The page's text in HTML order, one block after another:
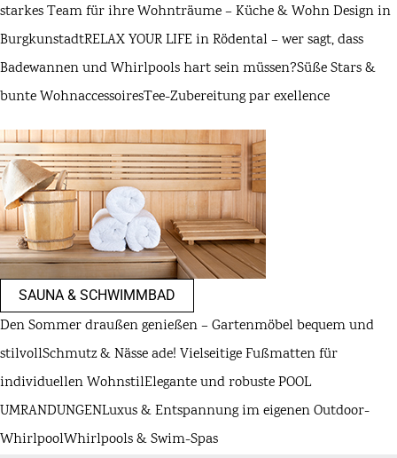
starkes Team für ihre Wohnträume – Küche & Wohn Design in
BurgkunstadtRELAX YOUR LIFE in Rödental – wer sagt, dass
Badewannen und Whirlpools hart sein müssen?Süße Stars &
bunte WohnaccessoiresTee-Zubereitung par exellence
SAUNA & SCHWIMMBAD
Den Sommer draußen genießen – Gartenmöbel bequem und
stilvollSchmutz & Nässe ade! Vielseitige Fußmatten für
individuellen WohnstilElegante und robuste POOL
UMRANDUNGENLuxus & Entspannung im eigenen Outdoor-
WhirlpoolWhirlpools & Swim-Spas